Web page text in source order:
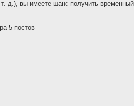
д.), вы имеете шанс получить временный
5 постов